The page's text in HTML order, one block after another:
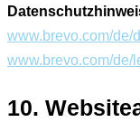
www.brevo.com/de/
www.brevo.com/de/
10.